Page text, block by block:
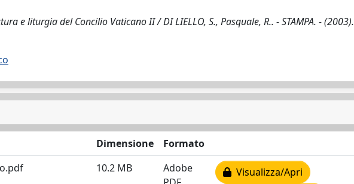
e liturgia del Concilio Vaticano II / DI LIELLO, S., Pasquale, R.. - STAMPA. - (2003).
Dimensione
Formato
10.2 MB
Adobe
Visualizza/Apri